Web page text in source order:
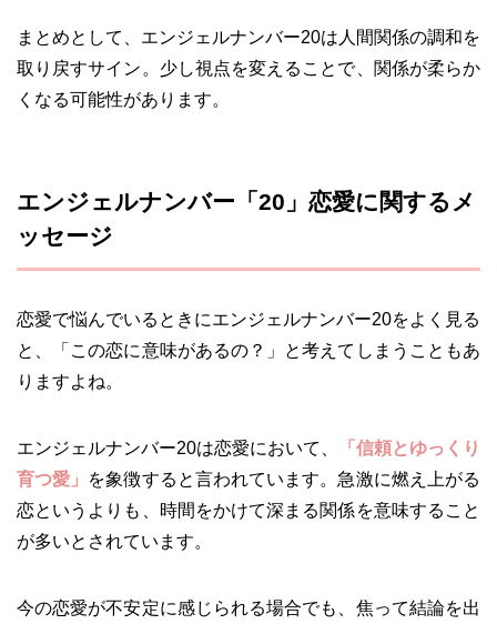
まとめとして、エンジェルナンバー20は人間関係の調和を
取り戻すサイン。少し視点を変えることで、関係が柔らか
くなる可能性があります。
エンジェルナンバー「20」恋愛に関するメ
ッセージ
恋愛で悩んでいるときにエンジェルナンバー20をよく見る
と、「この恋に意味があるの？」と考えてしまうこともあ
りますよね。
エンジェルナンバー20は恋愛において、
「信頼とゆっくり
育つ愛」 を象徴すると言われています。急激に燃え上がる
恋というよりも、時間をかけて深まる関係を意味すること
が多いとされています。
今の恋愛が不安定に感じられる場合でも、焦って結論を出